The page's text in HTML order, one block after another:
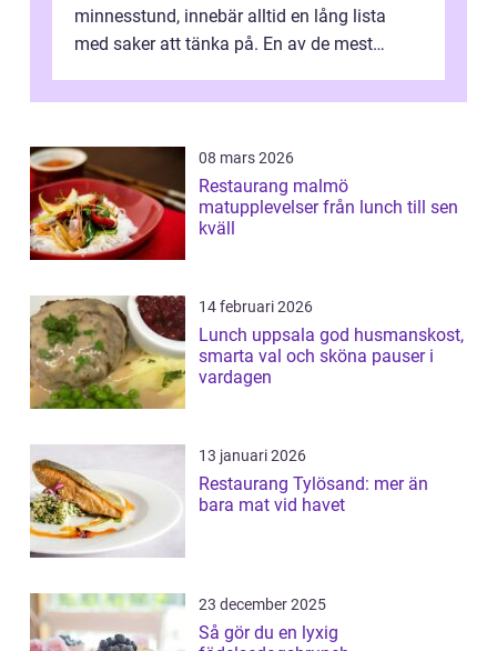
minnesstund, innebär alltid en lång lista
med saker att tänka på. En av de mest
08 mars 2026
Restaurang malmö
matupplevelser från lunch till sen
kväll
14 februari 2026
Lunch uppsala god husmanskost,
smarta val och sköna pauser i
vardagen
13 januari 2026
Restaurang Tylösand: mer än
bara mat vid havet
23 december 2025
Så gör du en lyxig